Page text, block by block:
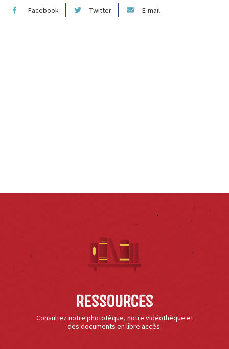
Facebook Twitter E-mail
Ressources
Consultez notre phototèque, notre vidéothèque et
des documents en libre accès.